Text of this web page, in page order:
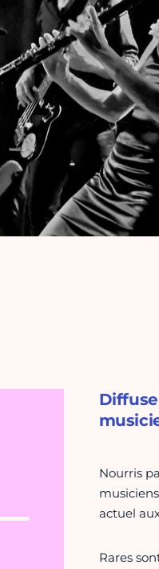
Nourris
actuel
Rares